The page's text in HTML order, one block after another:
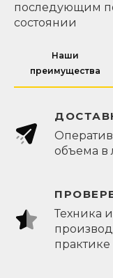
последующим
состоянии
Наши
преимущества
объема
Техника
практике